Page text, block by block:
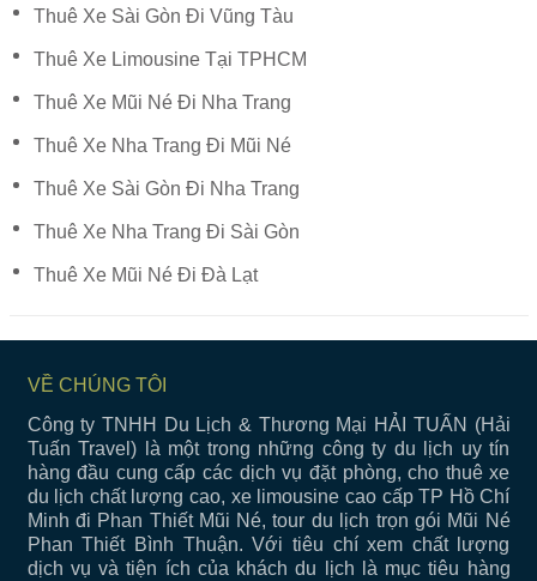
Thuê Xe Sài Gòn Đi Vũng Tàu
Thuê Xe Limousine Tại TPHCM
Thuê Xe Mũi Né Đi Nha Trang
Thuê Xe Nha Trang Đi Mũi Né
Thuê Xe Sài Gòn Đi Nha Trang
Thuê Xe Nha Trang Đi Sài Gòn
Thuê Xe Mũi Né Đi Đà Lạt
VỀ CHÚNG TÔI
Công ty TNHH Du Lịch & Thương Mại HẢI TUẤN (Hải
Tuấn Travel) là một trong những công ty du lịch uy tín
hàng đầu cung cấp các dịch vụ đặt phòng, cho thuê xe
du lịch chất lượng cao, xe limousine cao cấp TP Hồ Chí
Minh đi Phan Thiết Mũi Né, tour du lịch trọn gói Mũi Né
Phan Thiết Bình Thuận. Với tiêu chí xem chất lượng
dịch vụ và tiện ích của khách du lịch là mục tiêu hàng